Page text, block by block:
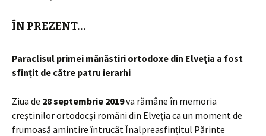
ÎN PREZENT…
Paraclisul primei mănăstiri ortodoxe din Elveția a fost
sfințit de către patru ierarhi
Ziua de 28 septembrie 2019va rămâne în memoria
creștinilor ortodocși români din Elveția ca un moment de
frumoasă amintire întrucât Înalpreasfințitul Părinte